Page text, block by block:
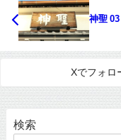
神聖
Xでフォロ
検索